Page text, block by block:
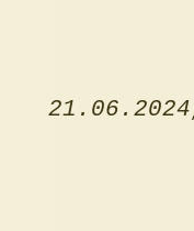
21.06.2024